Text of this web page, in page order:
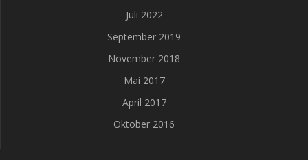
Juli 2022
September 2019
November 2018
Mai 2017
April 2017
Oktober 2016